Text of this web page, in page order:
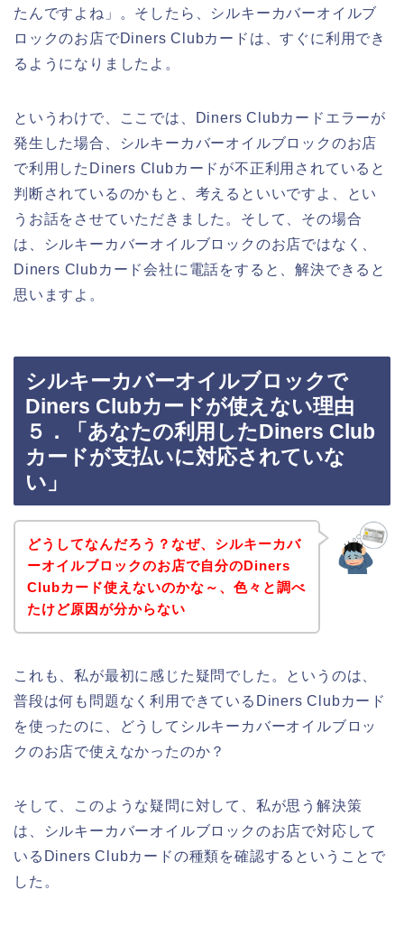
たんですよね」。そしたら、シルキーカバーオイルブ
ロックのお店でDiners Clubカードは、すぐに利用でき
るようになりましたよ。
というわけで、ここでは、Diners Clubカードエラーが
発生した場合、シルキーカバーオイルブロックのお店
で利用したDiners Clubカードが不正利用されていると
判断されているのかもと、考えるといいですよ、とい
うお話をさせていただきました。そして、その場合
は、シルキーカバーオイルブロックのお店ではなく、
Diners Clubカード会社に電話をすると、解決できると
思いますよ。
シルキーカバーオイルブロックで
Diners Clubカードが使えない理由
５．「あなたの利用したDiners Club
カードが支払いに対応されていな
い」
どうしてなんだろう？なぜ、シルキーカバ
ーオイルブロックのお店で自分のDiners
Clubカード使えないのかな～、色々と調べ
たけど原因が分からない
これも、私が最初に感じた疑問でした。というのは、
普段は何も問題なく利用できているDiners Clubカード
を使ったのに、どうしてシルキーカバーオイルブロッ
クのお店で使えなかったのか？
そして、このような疑問に対して、私が思う解決策
は、シルキーカバーオイルブロックのお店で対応して
いるDiners Clubカードの種類を確認するということで
した。